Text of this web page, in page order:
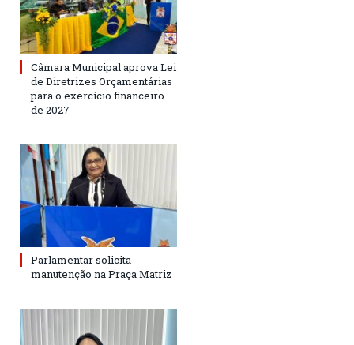
Câmara Municipal aprova Lei
de Diretrizes Orçamentárias
para o exercício financeiro
de 2027
Parlamentar solicita
manutenção na Praça Matriz